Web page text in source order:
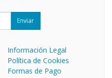
Enviar
Información Legal
Política de Cookies
Formas de Pago